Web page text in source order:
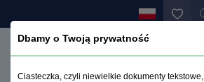
Dbamy o Twoją prywatność
Ciasteczka, czyli niewielkie dokumenty